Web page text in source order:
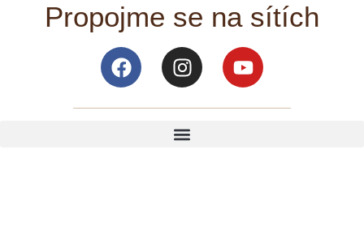
Propojme se na sítích
FacebookInstagramYoutube